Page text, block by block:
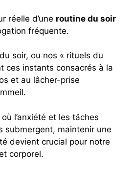
réelle d’une routine du soir
fréquente.
soir, ou nos « rituels du
ces instants consacrés à la
et au lâcher-prise
l’anxiété et les tâches
submergent, maintenir une
devient crucial pour notre
corporel.